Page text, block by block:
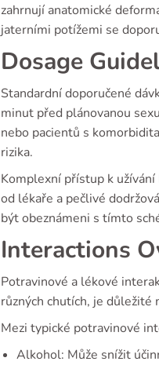
zahrnují anatomické
jaterními potížemi se
Dosage
Standardní doporučené
minut před plánovanou
nebo pacientů s
rizika.
Komplexní přístup k
od lékaře a pečlivé
být obeznámeni s tímto
Interactions
Potravinové a lékové
různých chutích, je
Mezi typické potravinové
Alkohol: Může snížit